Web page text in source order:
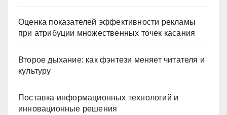
Оценка показателей эффективности рекламы
при атрибуции множественных точек касания
Второе дыхание: как фэнтези меняет читателя и
культуру
Поставка информационных технологий и
инновационные решения